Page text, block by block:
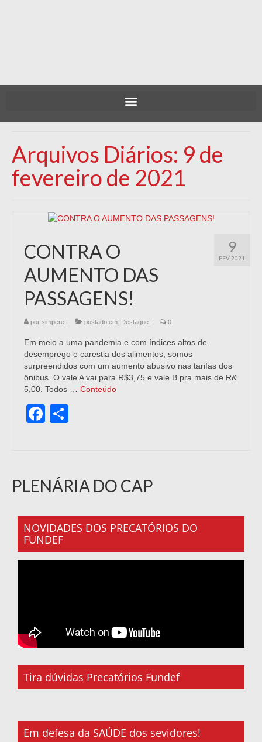
Arquivos Diários: 9 de
fevereiro de 2021
9
FEV 2021
CONTRA O
AUMENTO DAS
PASSAGENS!
por simpere postado em: Destaque 0
Em meio a uma pandemia e com índices altos de
desemprego e carestia dos alimentos, somos
surpreendidos com um aumento abusivo nas tarifas dos
ônibus. O vale A vai para R$3,75 e vale B pra mais de R&
5,00. Todos … Conteúdo
Facebook
PLENÁRIA DO CAP
NOVIDADES DOS PRECATÓRIOS DO
FUNDEF
Tira dúvidas Precatórios Fundef
Em defesa da SAÚDE dos sevidores!